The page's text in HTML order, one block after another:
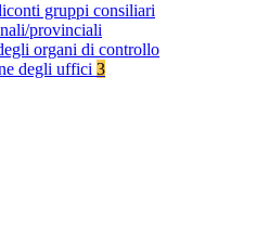
gruppi consiliari
provinciali
organi di controllo
degli uffici 3